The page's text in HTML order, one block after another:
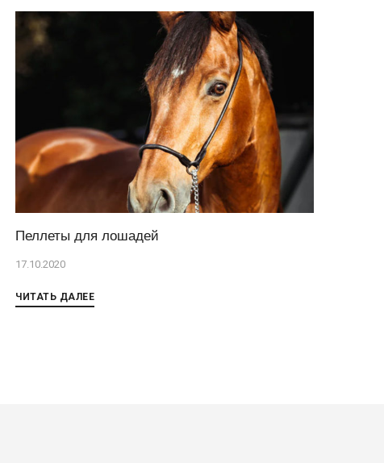
Пеллеты для лошадей
17.10.2020
ЧИТАТЬ ДАЛЕЕ